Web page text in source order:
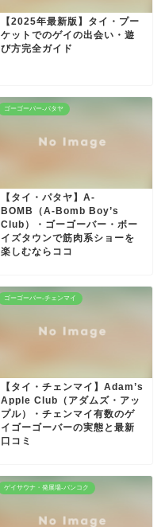
【2025年最新版】タイ・プー
ケットでのゲイの出会い・遊
び方完全ガイド
ゴーゴーバー-パタヤ
【タイ・パタヤ】A-
BOMB（A-Bomb Boy’s
Club）・ゴーゴーバー・ボー
イズタウンで筋肉系ショーを
楽しむならココ
ゴーゴーバー-チェンマイ
【タイ・チェンマイ】Adam’s
Apple Club（アダムズ・アッ
プル）・チェンマイ有数のゲ
イゴーゴーバーの実態と最新
口コミ
ゲイサウナ・発展場-バンコク